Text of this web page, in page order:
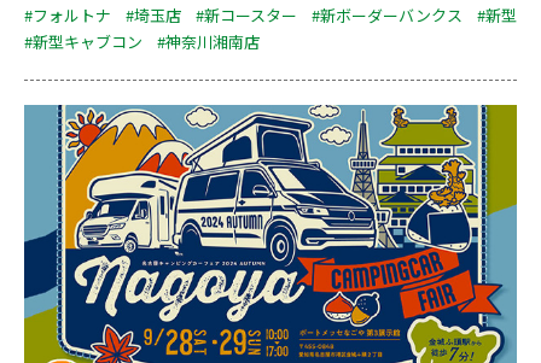
#フォルトナ #埼玉店 #新コースター #新ボーダーバンクス
#新型
#新型キャブコン
#神奈川湘南店